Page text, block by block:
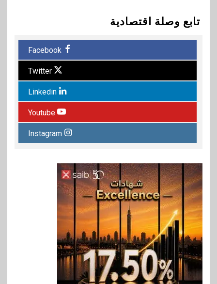
تابع وصلة اقتصادية
Facebook
Twitter
Linkedin
Youtube
Instagram